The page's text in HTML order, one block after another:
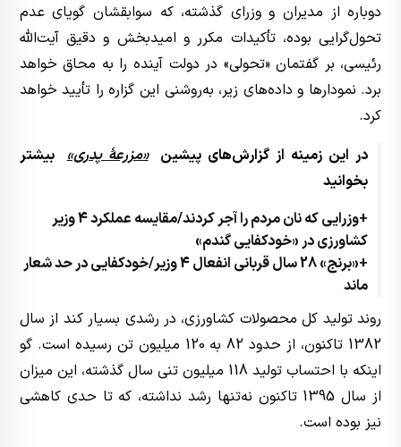
دوباره از مدیران و وزرای گذشته، که سوابقشان گویای عدم
تحول‌گرایی بوده، تأکیدات مکرر و امیدبخش و دقیق آیت‌الله
رئیسی، بر گفتمان «تحولی» در دولت آینده را به محاق خواهد
برد. نمودارها و داده‌های زیر، به‌روشنی این گزاره را تأیید خواهد
کرد.
در این زمینه از گزارش‌های پیشین«مزرعۀ پدری»بیشتر
بخوانید
+وزرایی که نان مردم را آجر کردند/مقایسه عملکرد 4 وزیر
کشاورزی در «خودکفایی گندم»
+«برنج» 28 سال قربانی انفعال 4 وزیر/خودکفایی در حد شعار
ماند
روند تولید کل محصولات کشاورزی، در رشدی بسیار کند از سال
1382 تاکنون، از حدود 82 به 120 میلیون تن رسیده است. گو
اینکه با احتساب تولید 118 میلیون تنی سال گذشته، این میزان
از سال 1395 تاکنون نه‌تنها رشد نداشته، که تا حدی کاهشی
نیز بوده است.